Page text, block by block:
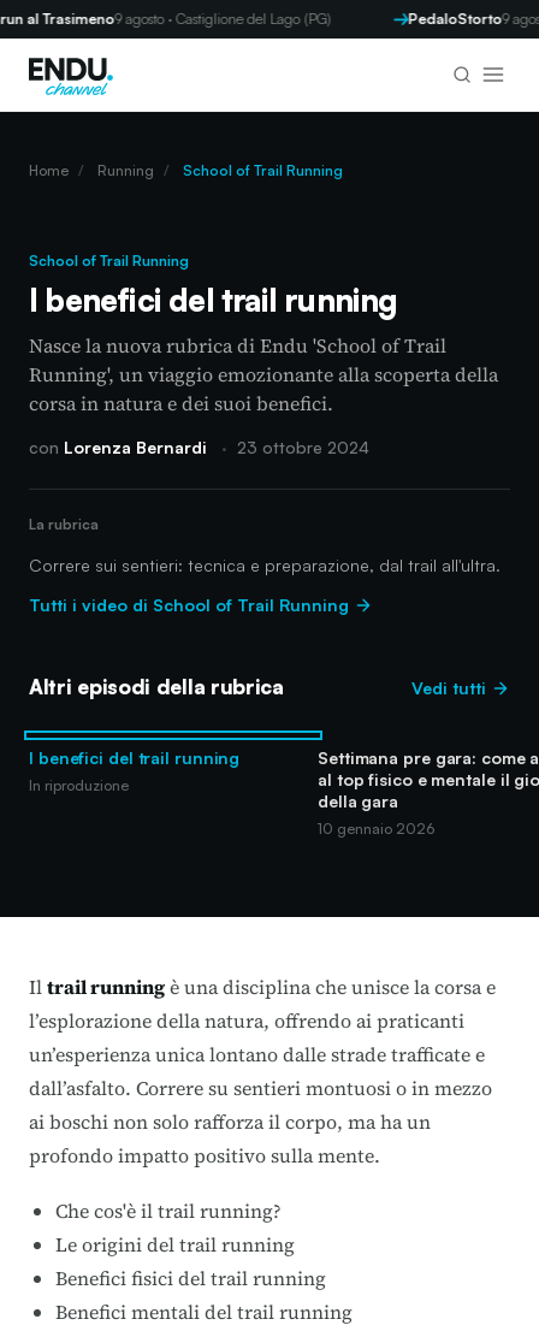
9 agosto · Castiglione del Lago (PG) PedaloStorto9 agosto ·
Home / Running / School of Trail Running
School of Trail Running
I benefici del trail running
Nasce la nuova rubrica di Endu 'School of Trail
Running', un viaggio emozionante alla scoperta della
corsa in natura e dei suoi benefici.
con Lorenza Bernardi · 23 ottobre 2024
La rubrica
Correre sui sentieri: tecnica e preparazione, dal trail all'ultra.
Tutti i video di School of Trail Running
Altri episodi della rubrica Vedi tutti
I benefici del trail running
In riproduzione
Settimana pre gara: come
al top fisico e mentale il
della gara
10 gennaio 2026
Iltrail runningè una disciplina che unisce la corsa e
l’esplorazione della natura, offrendo ai praticanti
un’esperienza unica lontano dalle strade trafficate e
dall’asfalto. Correre su sentieri montuosi o in mezzo
ai boschi non solo rafforza il corpo, ma ha un
profondo impatto positivo sulla mente.
Che cos'è il trail running?
Le origini del trail running
Benefici fisici del trail running
Benefici mentali del trail running